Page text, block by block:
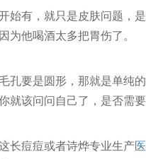
有，就只是皮肤问题，是
为他喝酒太多把胃伤了。
要是圆形，那就是单纯
该问问自己了，是否需要
痘痘或者诗烨专业生产